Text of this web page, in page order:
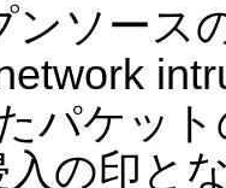
ンソース
パケッ
の印と